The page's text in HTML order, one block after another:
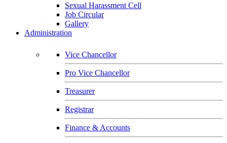
Sexual Harassment Cell
Job Circular
Gallery
Administration
Vice Chancellor
Pro Vice Chancellor
Treasurer
Registrar
Finance & Accounts